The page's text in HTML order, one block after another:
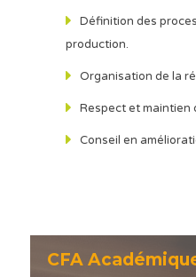
Définition des
production.
Organisation de la
Respect et maintien
Conseil en
CFA